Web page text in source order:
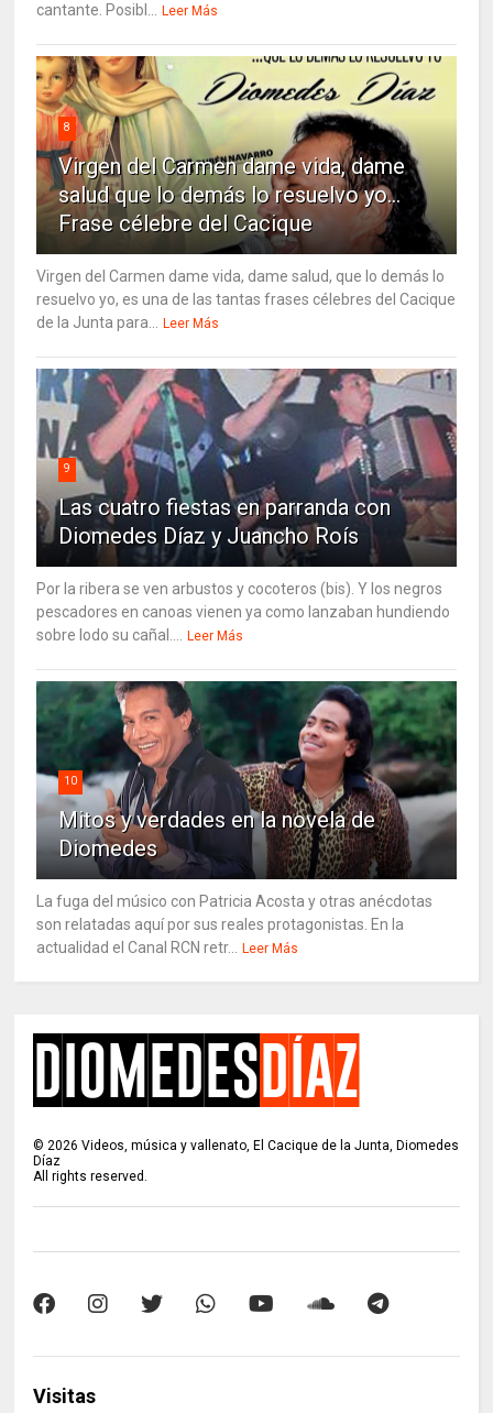
cantante. Posibl... Leer Más
8
Virgen del Carmen dame vida, dame
salud que lo demás lo resuelvo yo…
Frase célebre del Cacique
Virgen del Carmen dame vida, dame salud, que lo demás lo
resuelvo yo, es una de las tantas frases célebres del Cacique
de la Junta para... Leer Más
9
Las cuatro fiestas en parranda con
Diomedes Díaz y Juancho Roís
Por la ribera se ven arbustos y cocoteros (bis). Y los negros
pescadores en canoas vienen ya como lanzaban hundiendo
sobre lodo su cañal.... Leer Más
10
Mitos y verdades en la novela de
Diomedes
La fuga del músico con Patricia Acosta y otras anécdotas
son relatadas aquí por sus reales protagonistas. En la
actualidad el Canal RCN retr... Leer Más
©2026 Videos, música y vallenato, El Cacique de la Junta, Diomedes
Díaz
All rights reserved.
Visitas